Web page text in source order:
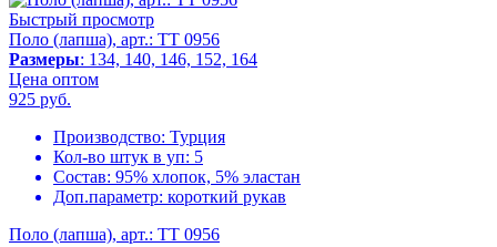
Быстрый просмотр
Поло (лапша), арт.: TT 0956
Размеры: 134, 140, 146, 152, 164
Цена оптом
925 руб.
Производство: Турция
Кол-во штук в уп: 5
Состав: 95% хлопок, 5% эластан
Доп.параметр: короткий рукав
Поло (лапша), арт.: TT 0956